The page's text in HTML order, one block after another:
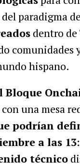
paradigma
dentro de
comunidades
hispano.
Bloque
con una mesa
podrían
a las
técnico